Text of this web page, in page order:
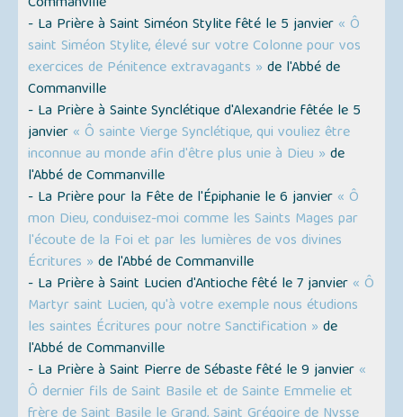
- La Prière à Saint Siméon Stylite fêté le 5 janvier « Ô
saint Siméon Stylite, élevé sur votre Colonne pour vos
exercices de Pénitence extravagants » de l'Abbé de
Commanville
- La Prière à Sainte Synclétique d'Alexandrie fêtée le 5
janvier « Ô sainte Vierge Synclétique, qui vouliez être
inconnue au monde afin d'être plus unie à Dieu » de
l'Abbé de Commanville
- La Prière pour la Fête de l'Épiphanie le 6 janvier « Ô
mon Dieu, conduisez-moi comme les Saints Mages par
l'écoute de la Foi et par les lumières de vos divines
Écritures » de l'Abbé de Commanville
- La Prière à Saint Lucien d'Antioche fêté le 7 janvier « Ô
Martyr saint Lucien, qu'à votre exemple nous étudions
les saintes Écritures pour notre Sanctification » de
l'Abbé de Commanville
- La Prière à Saint Pierre de Sébaste fêté le 9 janvier «
Ô dernier fils de Saint Basile et de Sainte Emmelie et